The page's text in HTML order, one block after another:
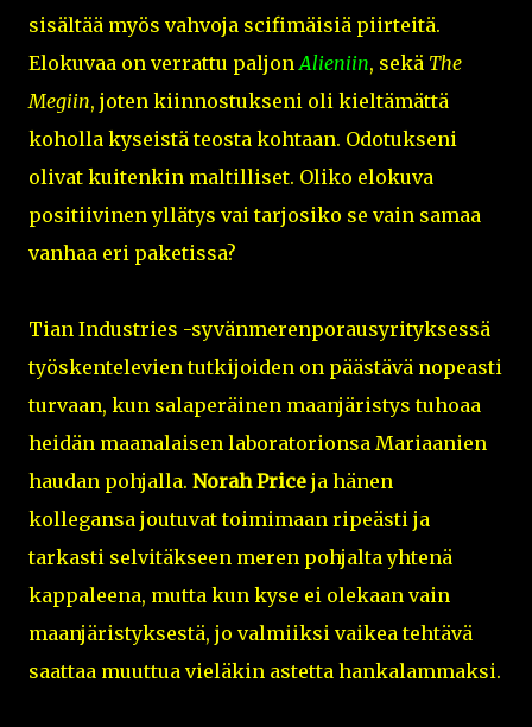
sisältää myös vahvoja scifimäisiä piirteitä.
Elokuvaa on verrattu paljonAlieniin, sekä The
Megiin, joten kiinnostukseni oli kieltämättä
koholla kyseistä teosta kohtaan. Odotukseni
olivat kuitenkin maltilliset. Oliko elokuva
positiivinen yllätys vai tarjosiko se vain samaa
vanhaa eri paketissa?
Tian Industries -syvänmerenporausyrityksessä
työskentelevien tutkijoiden on päästävä nopeasti
turvaan, kun salaperäinen maanjäristys tuhoaa
heidän maanalaisen laboratorionsa Mariaanien
haudan pohjalla. Norah Price ja hänen
kollegansa joutuvat toimimaan ripeästi ja
tarkasti selvitäkseen meren pohjalta yhtenä
kappaleena, mutta kun kyse ei olekaan vain
maanjäristyksestä, jo valmiiksi vaikea tehtävä
saattaa muuttua vieläkin astetta hankalammaksi.